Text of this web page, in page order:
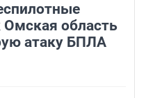
Омская область
атаку БПЛА